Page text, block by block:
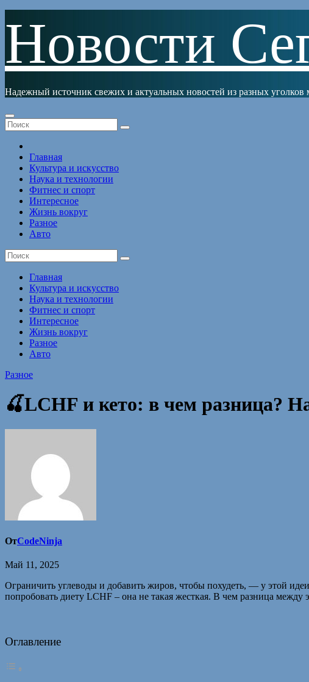
к
содержимому
Новости
Надежный источник свежих и актуальных новостей из разных уголков
Главная
Культура и искусство
Наука и технологии
Фитнес и спорт
Интересное
Жизнь вокруг
Разное
Авто
Главная
Культура и искусство
Наука и технологии
Фитнес и спорт
Интересное
Жизнь вокруг
Разное
Авто
Разное
🍒LCHF и кето: в чем разница?
ОтCodeNinja
Май 11, 2025
Ограничить углеводы и добавить жиров, чтобы похудеть, — у этой
попробовать диету LCHF – она не такая жесткая. В чем разница между
Оглавление